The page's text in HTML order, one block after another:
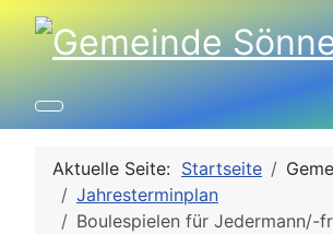
Aktuelle Seite: Startseite
Jahresterminplan
Boulespielen für Jedermann/-